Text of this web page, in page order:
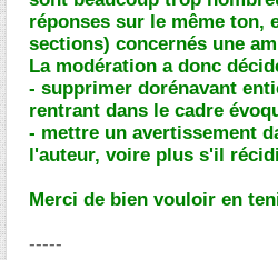
réponses sur le même ton,
sections) concernés une
La modération a donc
- supprimer dorénavant
rentrant dans le cadre
- mettre un avertissement
l'auteur, voire plus s'il
Merci de bien vouloir en
-----